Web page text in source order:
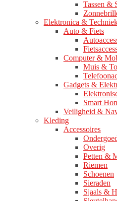
Tassen &
Elektronica &
Auto & Fiets
Computer &
Muis &
Gadgets &
Smart
Veiligheid &
Kleding
Accessoires
Overig
Petten &
Riemen
Schoenen
Sieraden
Sjaals &